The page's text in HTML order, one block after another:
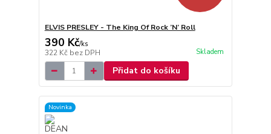
ELVIS PRESLEY - The King Of Rock ’N’ Roll
390 Kč/ks
322 Kč bez DPH Skladem
Přidat do košíku
Novinka